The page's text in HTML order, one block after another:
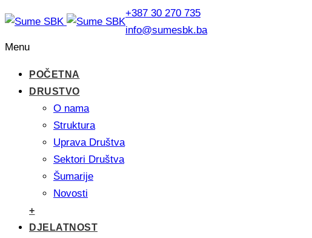
+387 30 270 735
info@sumesbk.ba
Menu
POČETNA
DRUSTVO
O nama
Struktura
Uprava Društva
Sektori Društva
Šumarije
Novosti
+
DJELATNOST